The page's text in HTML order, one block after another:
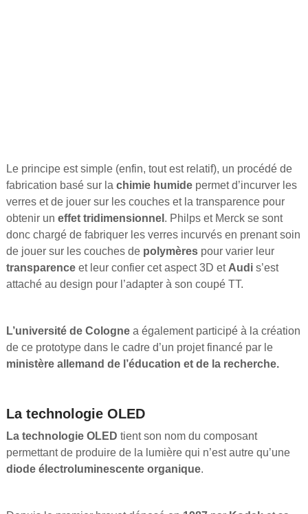
Le principe est simple (enfin, tout est relatif), un procédé de
fabrication basé sur la chimie humidepermet d’incurver les
verres et de jouer sur les couches et la transparence pour
obtenir un effet tridimensionnel . Philps et Merck se sont
donc chargé de fabriquer les verres incurvés en prenant soin
de jouer sur les couches de polymères pour varier leur
transparence et leur confier cet aspect 3D et Audi s’est
attaché au design pour l’adapter à son coupé TT.
L’université de Colognea également participé à la création
de ce prototype dans le cadre d’un projet financé par le
ministère allemand de l’éducation et de la recherche.
La technologie OLED
La technologie OLED tient son nom du composant
permettant de produire de la lumière qui n’est autre qu’une
diode électroluminescente organique.